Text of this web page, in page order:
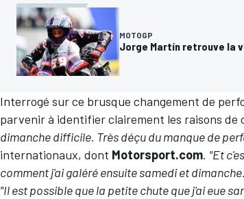
MOTOGP
Jorge Martín retrouve la
Interrogé sur ce brusque changement de
parvenir à identifier clairement les raisons de
dimanche difficile. Très déçu du manque de
internationaux, dont Motorsport.com. "Et
comment j'ai galéré ensuite samedi et
"Il est possible que la petite chute que j'ai eue